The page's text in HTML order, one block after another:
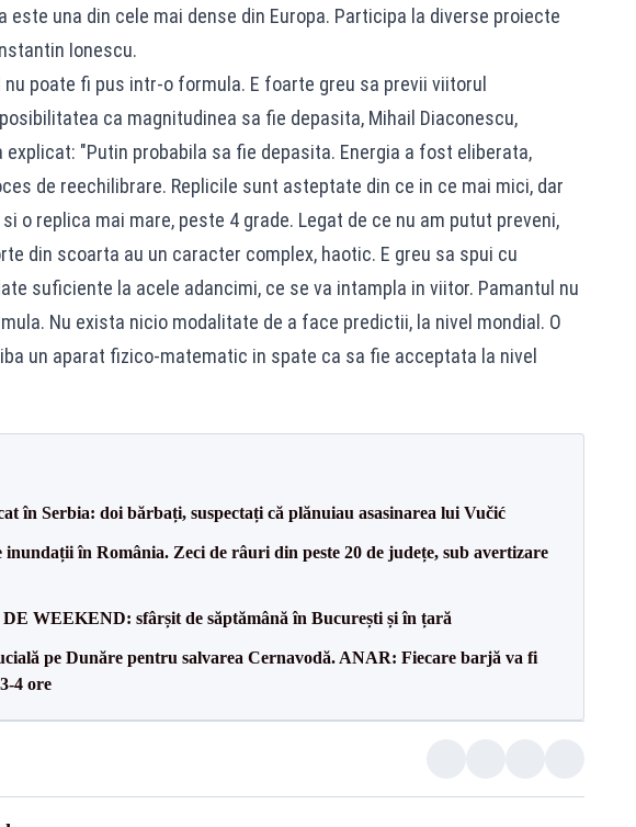
este una din cele mai dense din Europa. Participa la diverse proiecte
Ionescu.
poate fi pus intr-o formula. E foarte greu sa previi viitorul
ca magnitudinea sa fie depasita, Mihail Diaconescu,
"Putin probabila sa fie depasita. Energia a fost eliberata,
de reechilibrare. Replicile sunt asteptate din ce in ce mai mici, dar
o replica mai mare, peste 4 grade. Legat de ce nu am putut preveni,
din scoarta au un caracter complex, haotic. E greu sa spui cu
suficiente la acele adancimi, ce se va intampla in viitor. Pamantul nu
Nu exista nicio modalitate de a face predictii, la nivel mondial. O
un aparat fizico-matematic in spate ca sa fie acceptata la nivel
în Serbia: doi bărbați, suspectați că plănuiau asasinarea lui Vučić
inundații în România. Zeci de râuri din peste 20 de județe, sub avertizare
WEEKEND: sfârșit de săptămână în București și în țară
pe Dunăre pentru salvarea Cernavodă. ANAR: Fiecare barjă va fi
4 ore